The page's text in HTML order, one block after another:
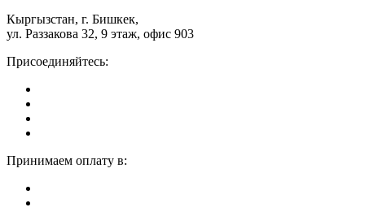
Кыргызстан, г. Бишкек,
ул. Раззакова 32, 9 этаж, офис 903
Присоединяйтесь:
Принимаем оплату в: